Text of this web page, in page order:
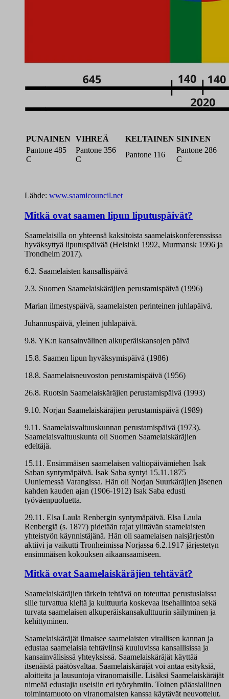
PUNAINEN VIHREÄ KELTAINEN SININEN
Pantone 485
C
Pantone 356
C
Pantone 116
Pantone 286
C
Lähde: www.saamicouncil.net
Mitkä ovat saamen lipun liputuspäivät?
Saamelaisilla on yhteensä kaksitoista saamelaiskonferenssissa
hyväksyttyä liputuspäivää (Helsinki 1992, Murmansk 1996 ja
Trondheim 2017).
6.2. Saamelaisten kansallispäivä
2.3. Suomen Saamelaiskäräjien perustamispäivä (1996)
Marian ilmestyspäivä, saamelaisten perinteinen juhlapäivä.
Juhannuspäivä, yleinen juhlapäivä.
9.8. YK:n kansainvälinen alkuperäiskansojen päivä
15.8. Saamen lipun hyväksymispäivä (1986)
18.8. Saamelaisneuvoston perustamispäivä (1956)
26.8. Ruotsin Saamelaiskäräjien perustamispäivä (1993)
9.10. Norjan Saamelaiskäräjien perustamispäivä (1989)
9.11. Saamelaisvaltuuskunnan perustamispäivä (1973).
Saamelaisvaltuuskunta oli Suomen Saamelaiskäräjien
edeltäjä.
15.11. Ensimmäisen saamelaisen valtiopäivämiehen Isak
Saban syntymäpäivä. Isak Saba syntyi 15.11.1875
Uuniemessä Varangissa. Hän oli Norjan Suurkäräjien jäsenen
kahden kauden ajan (1906-1912) Isak Saba edusti
työväenpuoluetta.
29.11. Elsa Laula Renbergin syntymäpäivä. Elsa Laula
Renbergiä (s. 1877) pidetään rajat ylittävän saamelaisten
yhteistyön käynnistäjänä. Hän oli saamelaisen naisjärjestön
aktiivi ja vaikutti Tronheimissa Norjassa 6.2.1917 järjestetyn
ensimmäisen kokouksen aikaansaamiseen.
Mitkä ovat Saamelaiskäräjien tehtävät?
Saamelaiskäräjien tärkein tehtävä on toteuttaa perustuslaissa
sille turvattua kieltä ja kulttuuria koskevaa itsehallintoa sekä
turvata saamelaisen alkuperäiskansakulttuurin säilyminen ja
kehittyminen.
Saamelaiskäräjät ilmaisee saamelaisten virallisen kannan ja
edustaa saamelaisia tehtäviinsä kuuluvissa kansallisissa ja
kansainvälisissä yhteyksissä. Saamelaiskäräjät käyttää
itsenäistä päätösvaltaa. Saamelaiskäräjät voi antaa esityksiä,
aloitteita ja lausuntoja viranomaisille. Lisäksi Saamelaiskäräjät
nimeää edustajia useisiin eri työryhmiin. Toinen pääasiallinen
toimintamuoto on viranomaisten kanssa käytävät neuvottelut.